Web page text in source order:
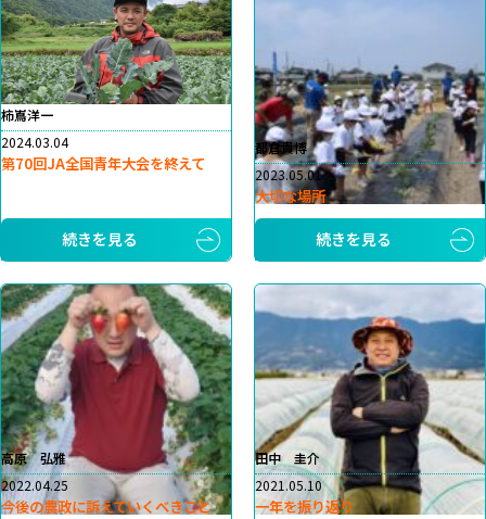
柿嶌洋一
2024.03.04
第70回JA全国青年大会を終えて
続きを見る
都倉貴博
2023.05.01
大切な場所
続きを見る
高原 弘雅
2022.04.25
今後の農政に訴えていくべきこと
田中 圭介
2021.05.10
一年を振り返り